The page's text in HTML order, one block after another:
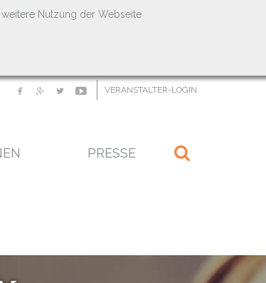
Nutzung der Webseite
VERANSTALTER-LOGIN
PRESSE